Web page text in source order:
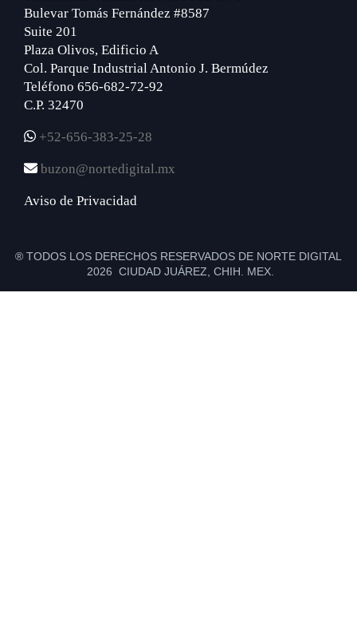
Bulevar Tomás Fernández #8587
Suite 201
Plaza Olivos, Edificio A
Col. Parque Industrial Antonio J. Bermúdez
Teléfono 656-682-72-92
C.P. 32470
+52-656-383-25-28
buzon@nortedigital.mx
Aviso de Privacidad
® TODOS LOS DERECHOS RESERVADOS DE NORTE DIGITAL
2026 CIUDAD JUÁREZ, CHIH. MEX.